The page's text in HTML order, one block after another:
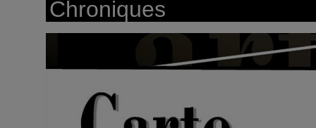
Chroniques